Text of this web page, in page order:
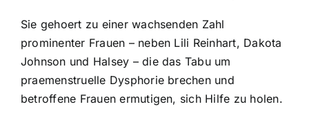
Sie gehoert zu einer wachsenden Zahl
prominenter Frauen – neben Lili Reinhart, Dakota
Johnson und Halsey – die das Tabu um
praemenstruelle Dysphorie brechen und
betroffene Frauen ermutigen, sich Hilfe zu holen.